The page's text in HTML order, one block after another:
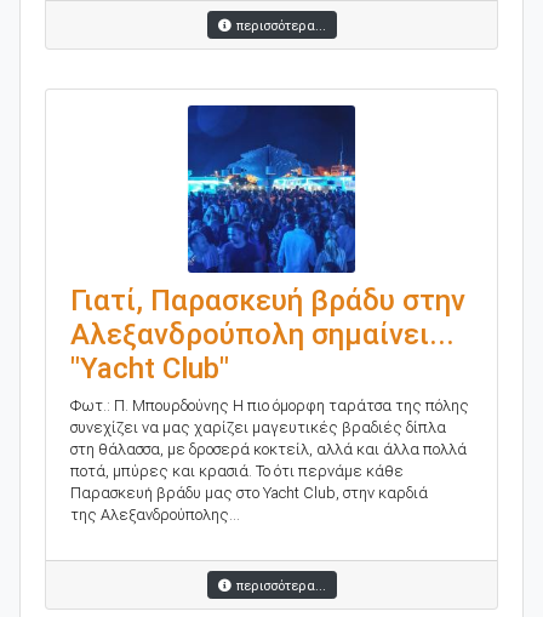
περισσότερα...
Γιατί, Παρασκευή βράδυ στην
Αλεξανδρούπολη σημαίνει...
"Yacht Club"
Φωτ.: Π. Μπουρδούνης Η πιο όμορφη ταράτσα της πόλης
συνεχίζει να μας χαρίζει μαγευτικές βραδιές δίπλα
στη θάλασσα, με δροσερά κοκτείλ, αλλά και άλλα πολλά
ποτά, μπύρες και κρασιά. Το ότι περνάμε κάθε
Παρασκευή βράδυ μας στο Yacht Club, στην καρδιά
της Αλεξανδρούπολης...
περισσότερα...